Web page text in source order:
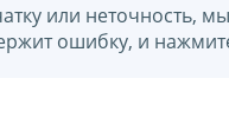
или неточность,
ошибку, и